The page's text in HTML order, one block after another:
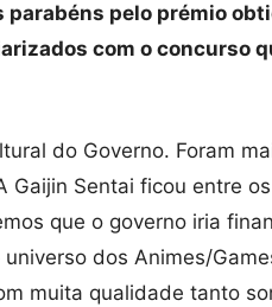
pelo prémio
com o concurso
do Governo. Foram
Sentai ficou entre
que o governo iria
dos Animes/
muita qualidade tanto